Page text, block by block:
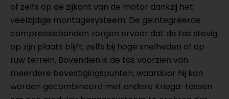
of zelfs op de zijkant van de motor dankzij het
veelzijdige montagesysteem. De geïntegreerde
compressiebanden zorgen ervoor dat de tas stevig
op zijn plaats blijft, zelfs bij hoge snelheden of op
ruw terrein. Bovendien is de tas voorzien van
meerdere bevestigingspunten, waardoor hij kan
worden gecombineerd met andere Kriega-tassen